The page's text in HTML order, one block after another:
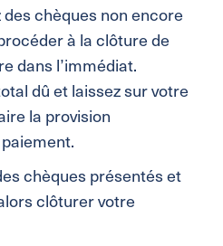
des chèques non encore
à la clôture de
dans l’immédiat.
dû et laissez sur votre
la provision
chèques présentés et
clôturer votre